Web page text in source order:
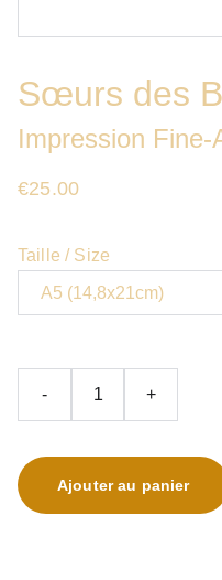
Sœurs des
Impression Fine-
€25.00
Taille / Size
- +
Ajouter au panier